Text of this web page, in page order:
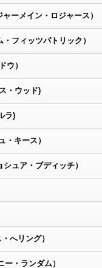
ーメイン・ロジャース）
フィッツパトリック）
ウ）
・ウッド)
ラ)
・キース）
ュア・ブディッチ）
へリング）
・ランダム）